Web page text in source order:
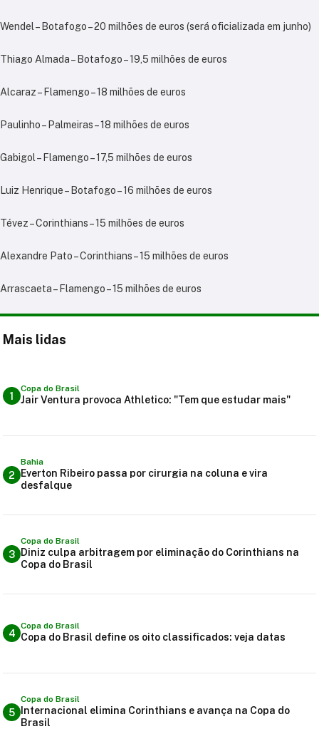
Wendel – Botafogo – 20 milhões de euros (será oficializada em junho)
Thiago Almada – Botafogo – 19,5 milhões de euros
Alcaraz – Flamengo – 18 milhões de euros
Paulinho – Palmeiras – 18 milhões de euros
Gabigol – Flamengo – 17,5 milhões de euros
Luiz Henrique – Botafogo – 16 milhões de euros
Tévez – Corinthians – 15 milhões de euros
Alexandre Pato – Corinthians – 15 milhões de euros
Arrascaeta – Flamengo – 15 milhões de euros
Mais lidas
1
Copa do Brasil
Jair Ventura provoca Athletico: "Tem que estudar mais"
2
Bahia
Everton Ribeiro passa por cirurgia na coluna e vira
desfalque
3
Copa do Brasil
Diniz culpa arbitragem por eliminação do Corinthians na
Copa do Brasil
4
Copa do Brasil
Copa do Brasil define os oito classificados: veja datas
5
Copa do Brasil
Internacional elimina Corinthians e avança na Copa do
Brasil